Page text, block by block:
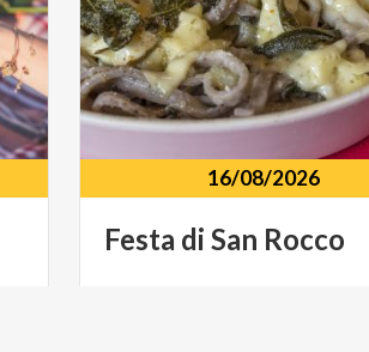
16/08/2026
Festa di San Rocco